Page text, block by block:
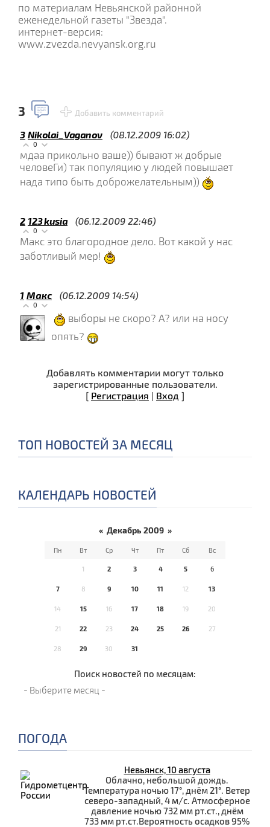
по материалам Невьянской районной
еженедельной газеты "Звезда".
интернет-версия:
www.zvezda.nevyansk.org.ru
3 Добавить комментарий
3 Nikolai_Vaganov (08.12.2009 16:02)
0
мдаа прикольно ваше)) бывают ж добрые
человеГи) так популяцию у людей повышает
нада типо быть доброжелательным))
2 123kusia (06.12.2009 22:46)
0
Макс это благородное дело. Вот какой у нас
заботливый мер!
1 Макс (06.12.2009 14:54)
0
выборы не скоро? А? или на носу
опять?
Добавлять комментарии могут только
зарегистрированные пользователи.
[ Регистрация | Вход ]
ТОП НОВОСТЕЙ ЗА МЕСЯЦ
КАЛЕНДАРЬ НОВОСТЕЙ
« Декабрь 2009 »
Пн Вт Ср Чт Пт Сб Вс
1 2 3 4 5 6
7 8 9 10 11 12 13
14 15 16 17 18 19 20
21 22 23 24 25 26 27
28 29 30 31
Поиск новостей по месяцам:
ПОГОДА
Невьянск, 10 августа
Облачно, небольшой дождь.
Температура ночью 17°, днём 21°. Ветер
северо-западный, 4 м/с. Атмосферное
давление ночью 732 мм рт.ст., днём
733 мм рт.ст.Вероятность осадков 95%